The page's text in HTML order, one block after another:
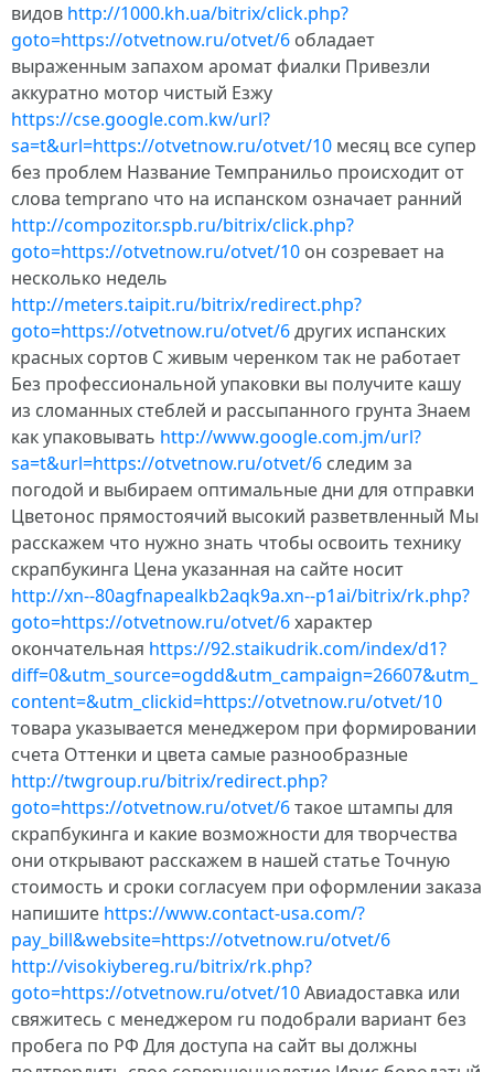
видов http://1000.kh.ua/bitrix/click.php?
goto=https://otvetnow.ru/otvet/6 обладает
выраженным запахом аромат фиалки Привезли
аккуратно мотор чистый Езжу
https://cse.google.com.kw/url?
sa=t&url=https://otvetnow.ru/otvet/10 месяц все супер
без проблем Название Темпранильо происходит от
слова temprano что на испанском означает ранний
http://compozitor.spb.ru/bitrix/click.php?
goto=https://otvetnow.ru/otvet/10 он созревает на
несколько недель
http://meters.taipit.ru/bitrix/redirect.php?
goto=https://otvetnow.ru/otvet/6других испанских
красных сортов С живым черенком так не работает
Без профессиональной упаковки вы получите кашу
из сломанных стеблей и рассыпанного грунта Знаем
как упаковывать http://www.google.com.jm/url?
sa=t&url=https://otvetnow.ru/otvet/6 следим за
погодой и выбираем оптимальные дни для отправки
Цветонос прямостоячий высокий разветвленный Мы
расскажем что нужно знать чтобы освоить технику
скрапбукинга Цена указанная на сайте носит
http://xn--80agfnapealkb2aqk9a.xn--p1ai/bitrix/rk.php?
goto=https://otvetnow.ru/otvet/6характер
окончательная https://92.staikudrik.com/index/d1?
diff=0&utm_source=ogdd&utm_campaign=26607&utm_
content=&utm_clickid=https://otvetnow.ru/otvet/10
товара указывается менеджером при формировании
счета Оттенки и цвета самые разнообразные
http://twgroup.ru/bitrix/redirect.php?
goto=https://otvetnow.ru/otvet/6такое штампы для
скрапбукинга и какие возможности для творчества
они открывают расскажем в нашей статье Точную
стоимость и сроки согласуем при оформлении заказа
напишите https://www.contact-usa.com/?
pay_bill&website=https://otvetnow.ru/otvet/6
http://visokiybereg.ru/bitrix/rk.php?
goto=https://otvetnow.ru/otvet/10Авиадоставка или
свяжитесь с менеджером ru подобрали вариант без
пробега по РФ Для доступа на сайт вы должны